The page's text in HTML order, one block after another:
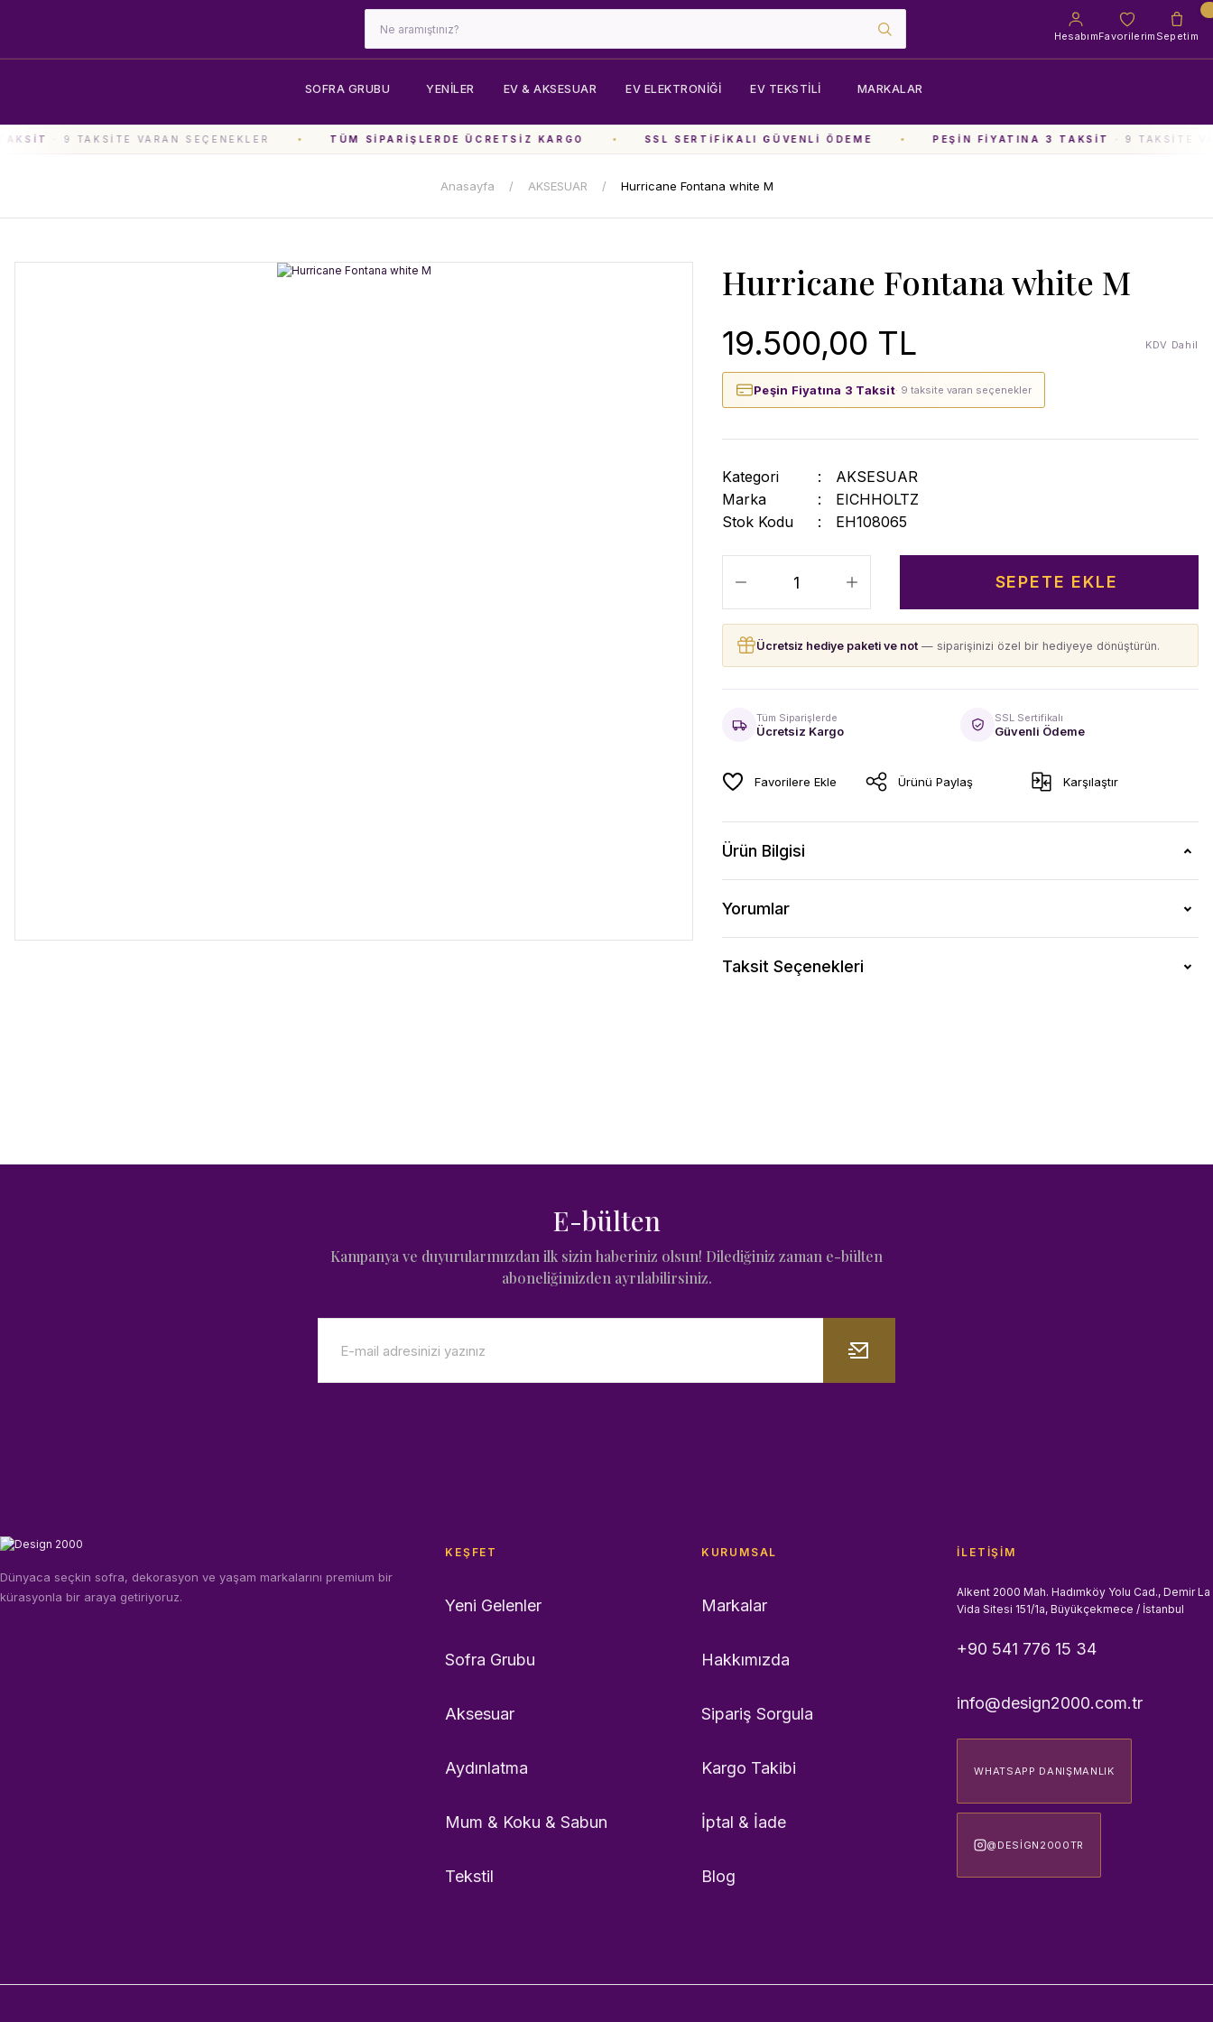
HesabımFavorilerim Sepetim
SOFRA GRUBU YENİLER EV & AKSESUAR EV ELEKTRONIĞI EV TEKSTILI MARKALAR
· 9 TAKSITE VARAN SEÇENEKLER TÜM SIPARIŞLERDE ÜCRETSIZ KARGO SSL SERTIFIKALI GÜVENLI ÖDEME PEŞIN FIYATINA 3 TAKSIT· 9 TAKSITE
Anasayfa AKSESUAR Hurricane Fontana white M
Hurricane Fontana white M
19.500,00 TL KDV Dahil
Peşin Fiyatına 3 Taksit· 9 taksite varan seçenekler
Kategori
AKSESUAR
Marka
EICHHOLTZ
Stok Kodu
EH108065
SEPETE EKLE
Ücretsiz hediye paketi ve not — siparişinizi özel bir hediyeye dönüştürün.
Tüm Siparişlerde
Ücretsiz Kargo
SSL Sertifikalı
Güvenli Ödeme
Ürünü Paylaş Karşılaştır
Ürün Bilgisi
Yorumlar
Taksit Seçenekleri
E-bülten
Kampanya ve duyurularımızdan ilk sizin haberiniz olsun! Dilediğiniz zaman e-bülten
aboneliğimizden ayrılabilirsiniz.
Dünyaca seçkin sofra, dekorasyon ve yaşam markalarını premium bir
kürasyonla bir araya getiriyoruz.
KEŞFET
Yeni Gelenler
Sofra Grubu
Aksesuar
Aydınlatma
Mum & Koku & Sabun
Tekstil
KURUMSAL
Markalar
Hakkımızda
Sipariş Sorgula
Kargo Takibi
İptal & İade
Blog
İLETIŞIM
Alkent 2000 Mah. Hadımköy Yolu Cad., Demir La
Vida Sitesi 151/1a, Büyükçekmece / İstanbul
+90 541 776 15 34
info@design2000.com.tr
WHATSAPP DANIŞMANLIK
@DESIGN2000TR